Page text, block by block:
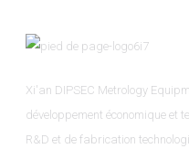
Xi'an DIPSEC Metrology
développement économique et
R&D et de fabrication